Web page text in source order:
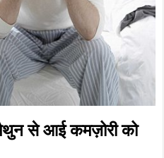
से आई कमज़ोरी को